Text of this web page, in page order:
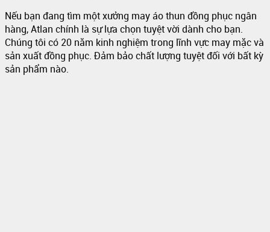
Nếu bạn đang tìm một xưởng may áo thun đồng phục ngân
hàng, Atlan chính là sự lựa chọn tuyệt vời dành cho bạn.
Chúng tôi có 20 năm kinh nghiệm trong lĩnh vực may mặc và
sản xuất đồng phục. Đảm bảo chất lượng tuyệt đối với bất kỳ
sản phẩm nào.